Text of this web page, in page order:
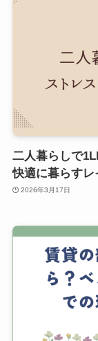
二人暮らしで
快適に暮らす
2026年3月17日